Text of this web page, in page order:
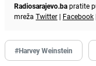
Radiosarajevo.bapratite
mreža Twitter | Facebook
#Harvey Weinstein